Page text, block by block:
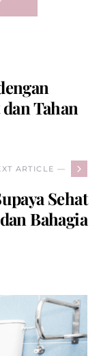
Tahan
ARTICLE —
Sehat
dan Bahagia